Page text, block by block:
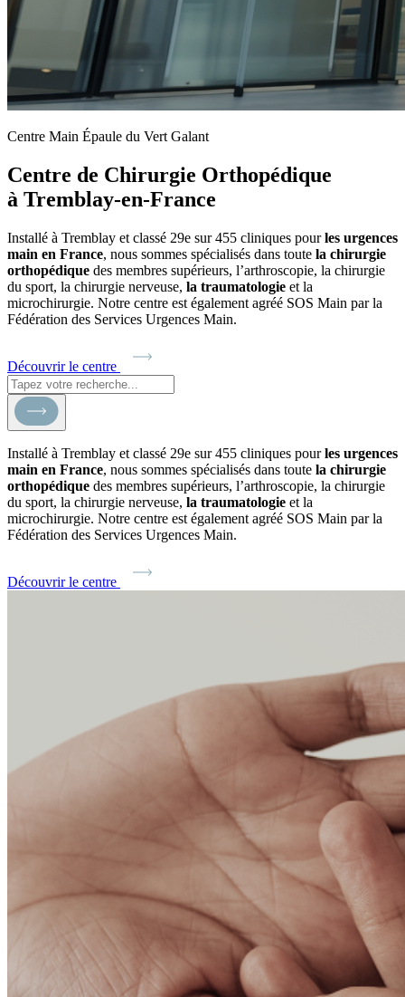
Centre Main Épaule du Vert Galant
Centre de Chirurgie Orthopédique
à Tremblay-en-France
Installé à Tremblay et classé 29e sur 455 cliniques pourles urgences
main en France, nous sommes spécialisés dans toute la chirurgie
orthopédique des membres supérieurs, l’arthroscopie, la chirurgie
du sport, la chirurgie nerveuse, la traumatologie et la
microchirurgie. Notre centre est également agréé SOS Main par la
Fédération des Services Urgences Main.
Découvrir le centre
Installé à Tremblay et classé 29e sur 455 cliniques pourles urgences
main en France, nous sommes spécialisés dans toute la chirurgie
orthopédique des membres supérieurs, l’arthroscopie, la chirurgie
du sport, la chirurgie nerveuse, la traumatologie et la
microchirurgie. Notre centre est également agréé SOS Main par la
Fédération des Services Urgences Main.
Découvrir le centre